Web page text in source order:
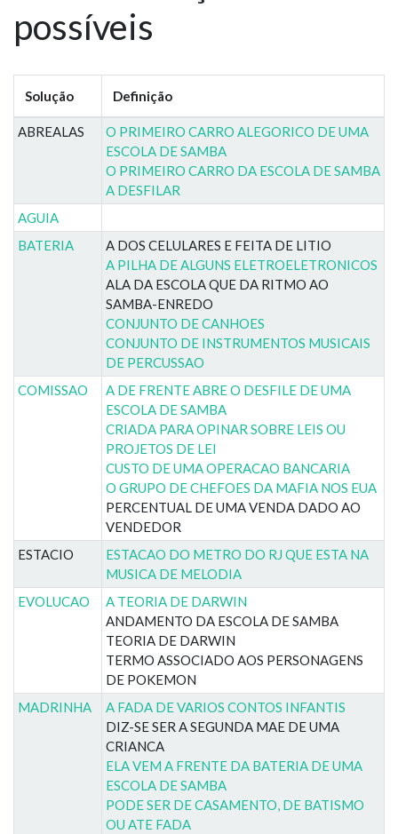
possíveis
Solução Definição
ABREALAS
O PRIMEIRO CARRO ALEGORICO DE UMA
ESCOLA DE SAMBA
O PRIMEIRO CARRO DA ESCOLA DE SAMBA
A DESFILAR
AGUIA
BATERIA
A DOS CELULARES E FEITA DE LITIO
A PILHA DE ALGUNS ELETROELETRONICOS
ALA DA ESCOLA QUE DA RITMO AO
SAMBA-ENREDO
CONJUNTO DE CANHOES
CONJUNTO DE INSTRUMENTOS MUSICAIS
DE PERCUSSAO
COMISSAO
A DE FRENTE ABRE O DESFILE DE UMA
ESCOLA DE SAMBA
CRIADA PARA OPINAR SOBRE LEIS OU
PROJETOS DE LEI
CUSTO DE UMA OPERACAO BANCARIA
O GRUPO DE CHEFOES DA MAFIA NOS EUA
PERCENTUAL DE UMA VENDA DADO AO
VENDEDOR
ESTACIO
ESTACAO DO METRO DO RJ QUE ESTA NA
MUSICA DE MELODIA
EVOLUCAO
A TEORIA DE DARWIN
ANDAMENTO DA ESCOLA DE SAMBA
TEORIA DE DARWIN
TERMO ASSOCIADO AOS PERSONAGENS
DE POKEMON
MADRINHA
A FADA DE VARIOS CONTOS INFANTIS
DIZ-SE SER A SEGUNDA MAE DE UMA
CRIANCA
ELA VEM A FRENTE DA BATERIA DE UMA
ESCOLA DE SAMBA
PODE SER DE CASAMENTO, DE BATISMO
OU ATE FADA